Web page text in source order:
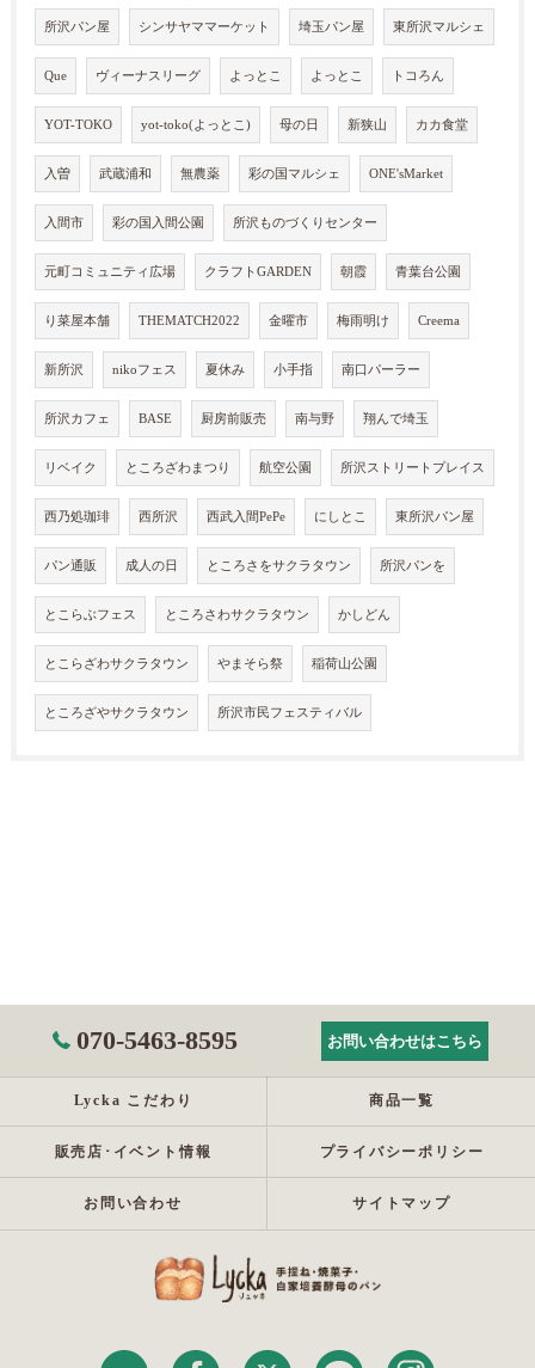
所沢パン屋 シンサヤママーケット 埼玉パン屋 東所沢マルシェ
Que ヴィーナスリーグ よっとこ よっとこ トコろん
YOT-TOKO yot-toko(よっとこ) 母の日 新狭山 カカ食堂
入曽 武蔵浦和 無農薬 彩の国マルシェ ONE'sMarket
入間市 彩の国入間公園 所沢ものづくりセンター
元町コミュニティ広場 クラフトGARDEN 朝霞 青葉台公園
り菜屋本舗 THEMATCH2022 金曜市 梅雨明け Creema
新所沢 nikoフェス 夏休み 小手指 南口パーラー
所沢カフェ BASE 厨房前販売 南与野 翔んで埼玉
リベイク ところざわまつり 航空公園 所沢ストリートプレイス
西乃処珈琲 西所沢 西武入間PePe にしとこ 東所沢パン屋
パン通販 成人の日 ところさをサクラタウン 所沢パンを
とこらぶフェス ところさわサクラタウン かしどん
とこらざわサクラタウン やまそら祭 稲荷山公園
ところざやサクラタウン 所沢市民フェスティバル
070-5463-8595 お問い合わせはこちら
Lycka こだわり 商品一覧
販売店･イベント情報 プライバシーポリシー
お問い合わせ サイトマップ